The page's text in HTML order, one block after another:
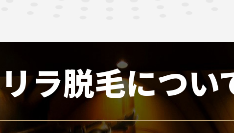
ラ脱毛につい